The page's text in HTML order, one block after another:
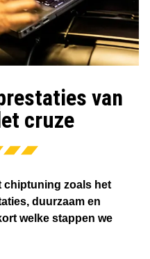
van
cruze
chiptuning zoals het
duurzaam en
welke stappen we